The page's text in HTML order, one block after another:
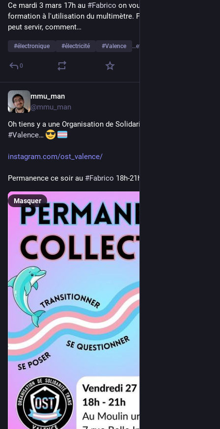
Ce mardi 3 mars 17h au #Fabrico on vous propose une petite
formation à l'utilisation du multimètre. Pour savoir à quoi ça
peut servir, comment…
#électronique #électricité #Valence …et 2 de plus
0
mmu_man
@mmu_man
Oh tiens y a une Organisation de Solidarité
#Valence…
instagram.com/ost_valence/
Permanence ce soir au #Fabrico 18h-21h
Masquer